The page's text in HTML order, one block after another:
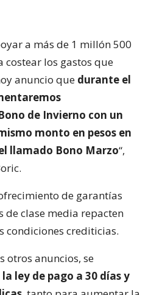
a más de 1 millón 500
costear los gastos que
anuncio que durante el
de Invierno con un
monto en pesos en
llamado Bono Marzo“,
de garantías
de clase media repacten
condiciones crediticias.
otros anuncios, se
ley de pago a 30 días y